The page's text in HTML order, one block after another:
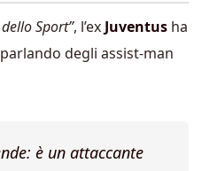
Sport”, l’ex Juventus ha
parlando degli assist-man
è un attaccante